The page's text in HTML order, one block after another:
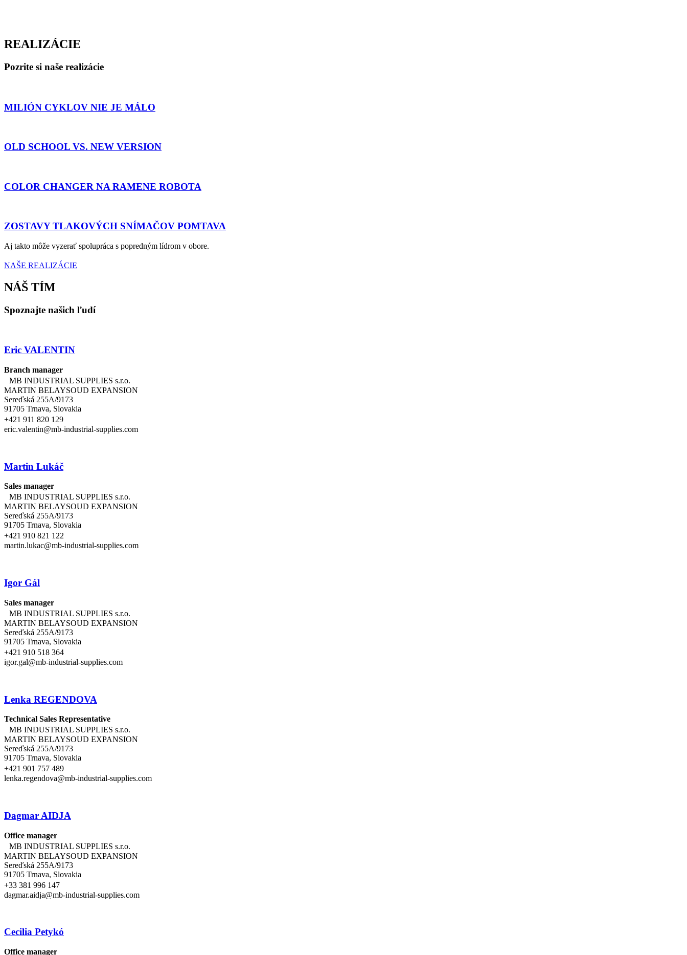
REALIZÁCIE
Pozrite si naše realizácie
MILIÓN CYKLOV NIE JE MÁLO
OLD SCHOOL VS. NEW VERSION
COLOR CHANGER NA RAMENE ROBOTA
ZOSTAVY TLAKOVÝCH SNÍMAČOV POMTAVA
Aj takto môže vyzerať spolupráca s popredným lídrom v obore.
NAŠE REALIZÁCIE
NÁŠ TÍM
Spoznajte našich ľudí
Eric VALENTIN
Branch manager
MB INDUSTRIAL SUPPLIES s.r.o.
MARTIN BELAYSOUD EXPANSION
Sereďská 255A/9173
91705 Trnava, Slovakia
+421 911 820 129
eric.valentin@mb-industrial-supplies.com
Martin Lukáč
Sales manager
MB INDUSTRIAL SUPPLIES s.r.o.
MARTIN BELAYSOUD EXPANSION
Sereďská 255A/9173
91705 Trnava, Slovakia
+421 910 821 122
martin.lukac@mb-industrial-supplies.com
Igor Gál
Sales manager
MB INDUSTRIAL SUPPLIES s.r.o.
MARTIN BELAYSOUD EXPANSION
Sereďská 255A/9173
91705 Trnava, Slovakia
+421 910 518 364
igor.gal@mb-industrial-supplies.com
Lenka REGENDOVA
Technical Sales Representative
MB INDUSTRIAL SUPPLIES s.r.o.
MARTIN BELAYSOUD EXPANSION
Sereďská 255A/9173
91705 Trnava, Slovakia
+421 901 757 489
lenka.regendova@mb-industrial-supplies.com
Dagmar AIDJA
Office manager
MB INDUSTRIAL SUPPLIES s.r.o.
MARTIN BELAYSOUD EXPANSION
Sereďská 255A/9173
91705 Trnava, Slovakia
+33 381 996 147
dagmar.aidja@mb-industrial-supplies.com
Cecilia Petykó
Office manager